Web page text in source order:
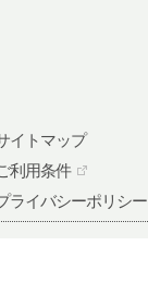
イトマップ
利用条件
ライバシーポリシー